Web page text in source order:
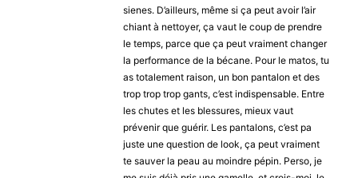
sienes. D’ailleurs, même si ça peut avoir l’air
chiant à nettoyer, ça vaut le coup de prendre
le temps, parce que ça peut vraiment changer
la performance de la bécane. Pour le matos, tu
as totalement raison, un bon pantalon et des
trop trop trop gants, c’est indispensable. Entre
les chutes et les blessures, mieux vaut
prévenir que guérir. Les pantalons, c’est pa
juste une question de look, ça peut vraiment
te sauver la peau au moindre pépin. Perso, je